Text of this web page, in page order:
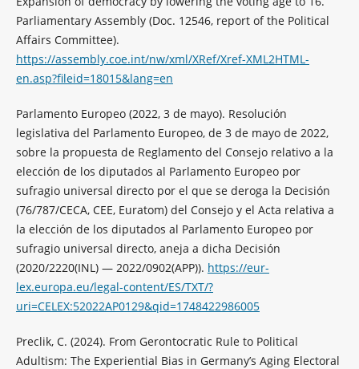
Parliamentary Assembly (Doc. 12546, report of the Political
Affairs Committee).
https://assembly.coe.int/nw/xml/XRef/Xref-XML2HTML-
en.asp?fileid=18015&lang=en
Parlamento Europeo (2022, 3 de mayo). Resolución
legislativa del Parlamento Europeo, de 3 de mayo de 2022,
sobre la propuesta de Reglamento del Consejo relativo a la
elección de los diputados al Parlamento Europeo por
sufragio universal directo por el que se deroga la Decisión
(76/787/CECA, CEE, Euratom) del Consejo y el Acta relativa a
la elección de los diputados al Parlamento Europeo por
sufragio universal directo, aneja a dicha Decisión
(2020/2220(INL) — 2022/0902(APP)). https://eur-
lex.europa.eu/legal-content/ES/TXT/?
uri=CELEX:52022AP0129&qid=1748422986005
Preclik, C. (2024). From Gerontocratic Rule to Political
Adultism: The Experiential Bias in Germany’s Aging Electoral